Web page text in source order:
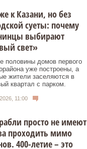
к Казани, но без
суеты: почему
выбирают
свет»
половины домов первого
уже построены, а
жители заселяются в
квартал с парком.
11:00
просто не имеют
проходить мимо
400-летие – это